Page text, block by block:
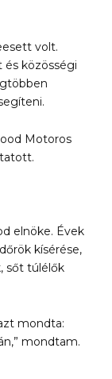
volt.
közösségi
Motoros
elnöke. Évek
kísérése,
sőt túlélők
mondta:
mondtam.